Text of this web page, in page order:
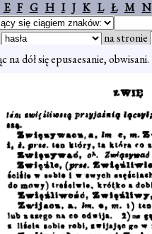
E F G H I J K L Ł M N
na stronie
na dół się epusaesanie, obwisani.